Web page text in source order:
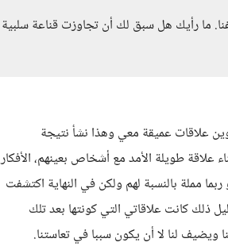
ما رأيك هل سبق لك أن تجاوزت قناعة سلبية
علاقات عميقة معي وهذا نشأ نتيجة
طويلة الأمد مع أشخاص بعينهم، الأفكار
مملة بالنسبة لهم ولكن في النهاية اكتشفت
ذلك كانت علاقاتي التي كونتها بعد تلك
ويضيف لنا لا أن يكون سببا في تعاستنا.